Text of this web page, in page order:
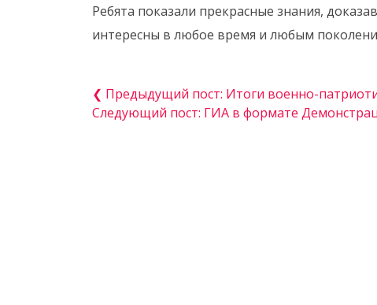
Ребята показали прекрасные знания,
интересны в любое время и любым
❮ Предыдущий пост: Итоги военно-
Следующий пост: ГИА в формате